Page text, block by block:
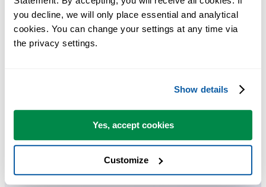
you decline, we will only place essential and analytical
cookies. You can change your settings at any time via
the privacy settings.
Show details
Yes, accept cookies
Customize